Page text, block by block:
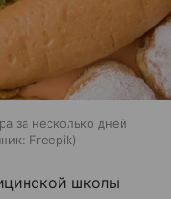
за несколько дней
Freepik
школы